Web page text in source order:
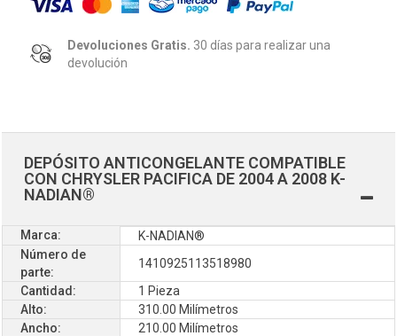
Devoluciones Gratis. 30 días para realizar una
devolución
DEPÓSITO ANTICONGELANTE COMPATIBLE
CON CHRYSLER PACIFICA DE 2004 A 2008 K-
NADIAN®
Marca:
K-NADIAN®
Número de
parte:
1410925113518980
Cantidad:
1 Pieza
Alto:
310.00 Milímetros
Ancho:
210.00 Milímetros